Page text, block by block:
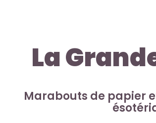
La
Marabouts de papier